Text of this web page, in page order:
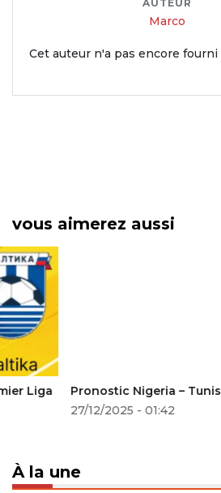
AUTEUR
Marco
Cet auteur n'a pas encore fourni
vous aimerez aussi
Pronostic Nigeria – Tunisie
27/12/2025 - 01:42
À la une